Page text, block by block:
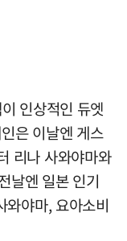
인상적인 듀엣
은 이날엔 게스
리나 사와야마와
날엔 일본 인기
야마, 요아소비